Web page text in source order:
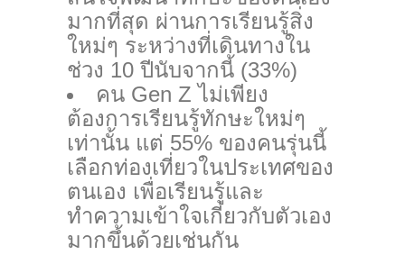
มากที่สุด ผ่านการเรียนรู้สิ่ง
ใหม่ๆ ระหว่างที่เดินทางใน
ช่วง 10 ปีนับจากนี้ (33%)
คน Gen Z ไม่เพียง
ต้องการเรียนรู้ทักษะใหม่ๆ
เท่านั้น แต่ 55% ของคนรุ่นนี้
เลือกท่องเที่ยวในประเทศของ
ตนเอง เพื่อเรียนรู้และ
ทำความเข้าใจเกี่ยวกับตัวเอง
มากขึ้นด้วยเช่นกัน